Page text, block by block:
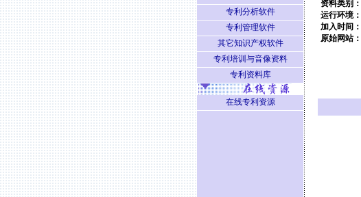
资料类别：
运行环境：
加入时间：
原始网站：
专利分析软件
专利管理软件
其它知识产权软件
专利培训与音像资料
专利资料库
在线专利资源